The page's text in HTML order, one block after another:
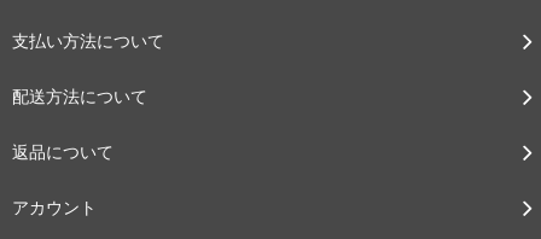
支払い方法について
配送方法について
返品について
アカウント